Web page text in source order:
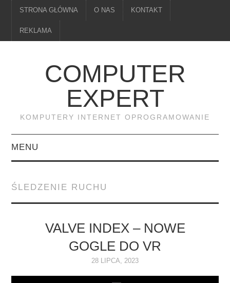
STRONA GŁÓWNA O NAS KONTAKT
REKLAMA
COMPUTER
EXPERT
KOMPUTERY INTERNET OPROGRAMOWANIE
MENU
MONITORY
OPROGRAMOWANIE
ŚLEDZENIE RUCHU
VALVE INDEX – NOWE
GOGLE DO VR
28 LIPCA, 2023